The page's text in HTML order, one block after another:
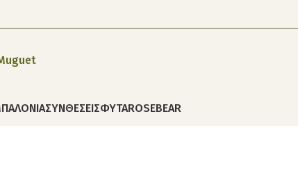
ΣΥΝΘΕΣΕΙΣΦΥΤΑROSEBEAR